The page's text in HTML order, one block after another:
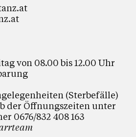
von 08.00 bis 12.00 Uhr
(Sterbefälle)
der Öffnungszeiten unter
0676/832 408 163